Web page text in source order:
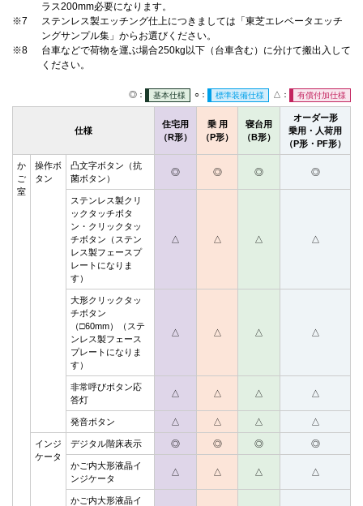
ラス200mm必要になります。
※7
ステンレス製エッチング仕上につきましては「東芝エレベータエッチ
ングサンプル集」からお選びください。
※8
台車などで荷物を運ぶ場合250kg以下（台車含む）に分けて搬出入して
ください。
◎： 基本仕様 ○： 標準装備仕様 △： 有償付加仕様
仕様
住宅用
（R形）
乗 用
（P形）
寝台用
（B形）
オーダー形
乗用・人荷用
（P形・PF形）
か
ご
室
操作ボ
タン
凸文字ボタン（抗
菌ボタン）
◎ ◎ ◎ ◎
ステンレス製クリ
ックタッチボタ
ン・クリックタッ
チボタン（ステン
レス製フェースプ
レートになりま
す）
△ △ △ △
大形クリックタッ
チボタン
（□60mm）（ステ
ンレス製フェース
プレートになりま
す）
△ △ △ △
非常呼びボタン応
答灯
△ △ △ △
発音ボタン △ △ △ △
インジ
ケータ
デジタル階床表示 ◎ ◎ ◎ ◎
かご内大形液晶イ
ンジケータ
△ △ △ △
かご内大形液晶イ